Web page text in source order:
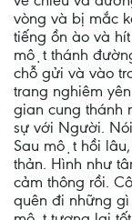
vòng và bị mắc
tiếng ồn ào và
một thánh
chỗ gửi và vào
trang nghiêm
gian cung thánh
sự với Người.
Sau một hồi lâu,
thản. Hình như
cảm thông rồi.
quên đi những